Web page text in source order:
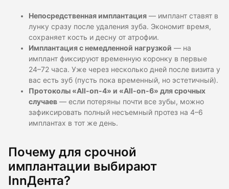
Непосредственная имплантация — имплант ставят в
лунку сразу после удаления зуба. Экономит время,
сохраняет кость и десну от атрофии.
Имплантация с немедленной нагрузкой — на
имплант фиксируют временную коронку в первые
24–72 часа. Уже через несколько дней после визита у
вас есть зуб (пусть пока временный, но эстетичный).
Протоколы «All-on-4» и «All-on-6» для срочных
случаев — если потеряны почти все зубы, можно
зафиксировать полный несъемный протез на 4–6
имплантах в тот же день.
Почему для срочной
имплантации выбирают
InnДента?